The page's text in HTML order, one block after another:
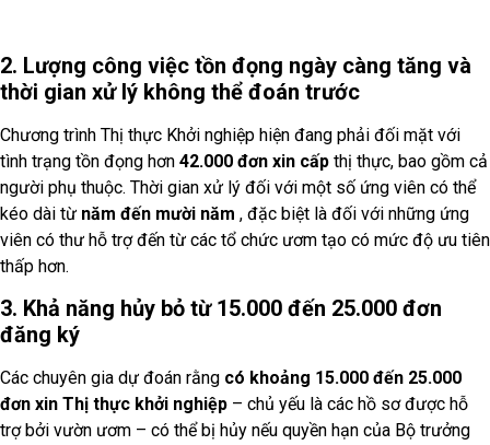
2. Lượng công việc tồn đọng ngày càng tăng và
thời gian xử lý không thể đoán trước
Chương trình Thị thực Khởi nghiệp hiện đang phải đối mặt với
tình trạng tồn đọng hơn 42.000 đơn xin cấp thị thực, bao gồm cả
người phụ thuộc. Thời gian xử lý đối với một số ứng viên có thể
kéo dài từ năm đến mười năm , đặc biệt là đối với những ứng
viên có thư hỗ trợ đến từ các tổ chức ươm tạo có mức độ ưu tiên
thấp hơn.
3. Khả năng hủy bỏ từ 15.000 đến 25.000 đơn
đăng ký
Các chuyên gia dự đoán rằng có khoảng 15.000 đến 25.000
đơn xin Thị thực khởi nghiệp – chủ yếu là các hồ sơ được hỗ
trợ bởi vườn ươm – có thể bị hủy nếu quyền hạn của Bộ trưởng